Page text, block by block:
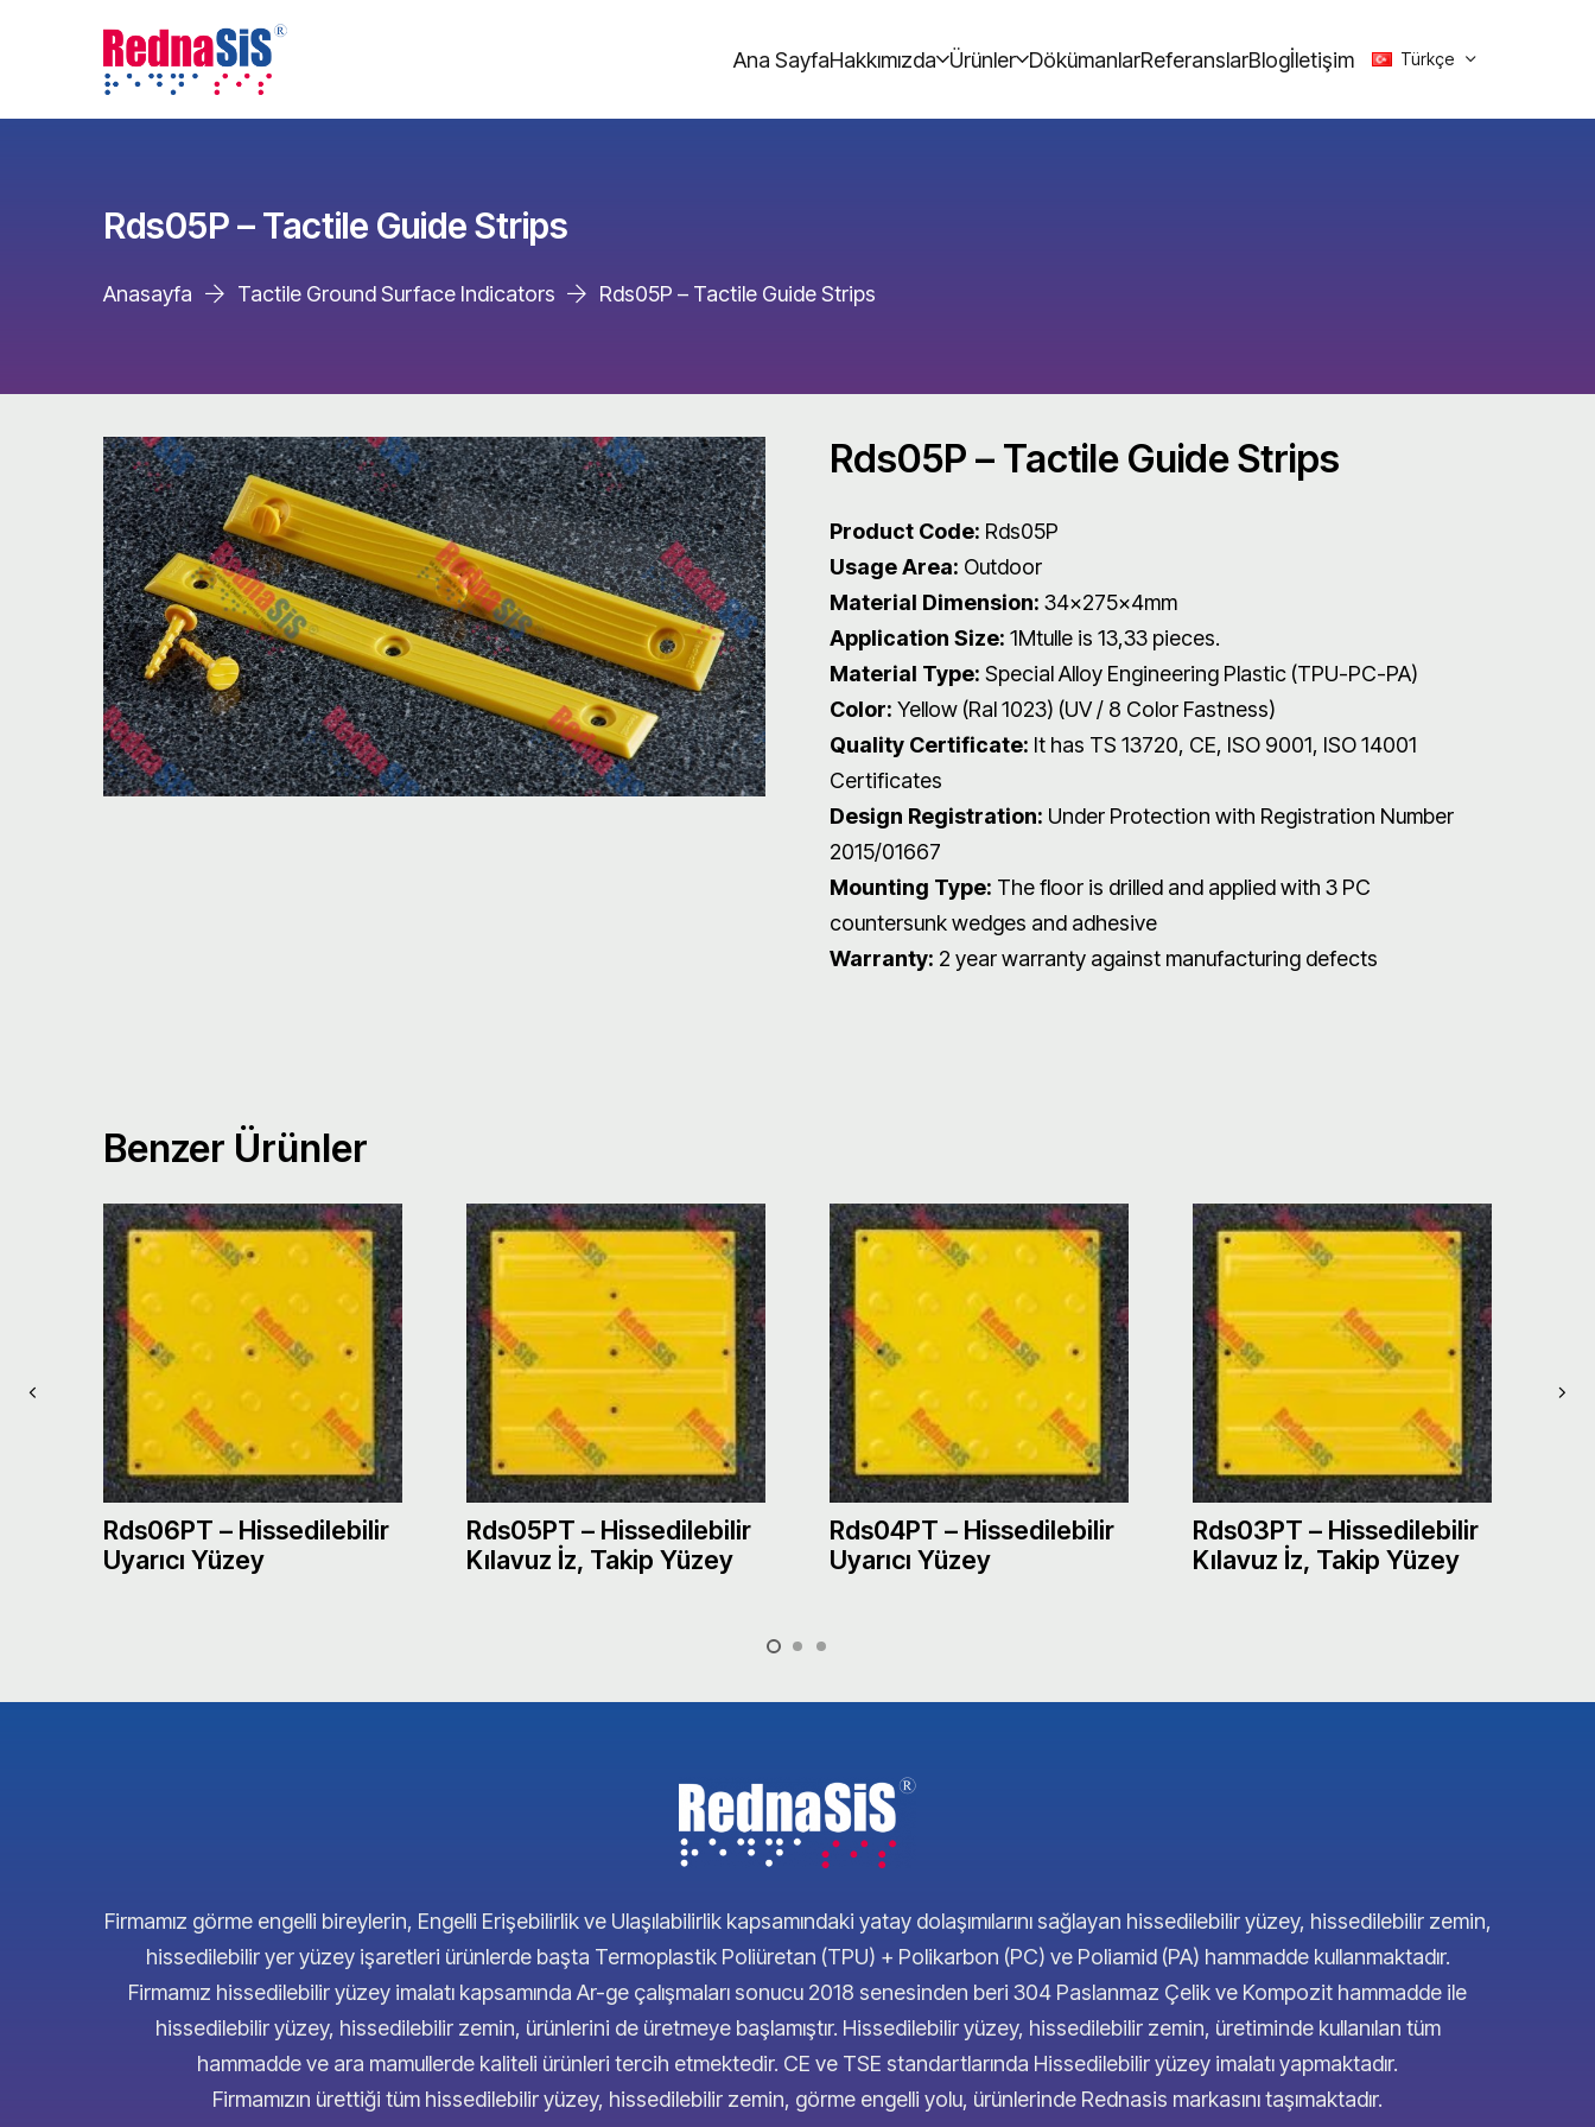
Ana SayfaHakkımızda Ürünler DökümanlarReferanslarBlogİletişim Türkçe
Rds05P – Tactile Guide Strips
Anasayfa Tactile Ground Surface Indicators Rds05P – Tactile Guide Strips
Rds05P – Tactile Guide Strips
Product Code: Rds05P
Usage Area: Outdoor
Material Dimension: 34x275x4mm
Application Size: 1Mtulle is 13,33 pieces.
Material Type: Special Alloy Engineering Plastic (TPU-PC-PA)
Color: Yellow (Ral 1023) (UV / 8 Color Fastness)
Quality Certificate: It has TS 13720, CE, ISO 9001, ISO 14001
Certificates
Design Registration: Under Protection with Registration Number
2015/01667
Mounting Type: The floor is drilled and applied with 3 PC
countersunk wedges and adhesive
Warranty: 2 year warranty against manufacturing defects
Benzer Ürünler
Rds06PT – Hissedilebilir
Uyarıcı Yüzey
Rds05PT – Hissedilebilir
Kılavuz İz, Takip Yüzey
Rds04PT – Hissedilebilir
Uyarıcı Yüzey
Rds03PT – Hissedilebilir
Kılavuz İz, Takip Yüzey
Firmamız görme engelli bireylerin, Engelli Erişebilirlik ve Ulaşılabilirlik kapsamındaki yatay dolaşımılarını sağlayan hissedilebilir yüzey, hissedilebilir zemin,
hissedilebilir yer yüzey işaretleri ürünlerde başta Termoplastik Poliüretan (TPU) + Polikarbon (PC) ve Poliamid (PA) hammadde kullanmaktadır.
Firmamız hissedilebilir yüzey imalatı kapsamında Ar-ge çalışmaları sonucu 2018 senesinden beri 304 Paslanmaz Çelik ve Kompozit hammadde ile
hissedilebilir yüzey, hissedilebilir zemin, ürünlerini de üretmeye başlamıştır. Hissedilebilir yüzey, hissedilebilir zemin, üretiminde kullanılan tüm
hammadde ve ara mamullerde kaliteli ürünleri tercih etmektedir. CE ve TSE standartlarında Hissedilebilir yüzey imalatı yapmaktadır.
Firmamızın ürettiği tüm hissedilebilir yüzey, hissedilebilir zemin, görme engelli yolu, ürünlerinde Rednasis markasını taşımaktadır.